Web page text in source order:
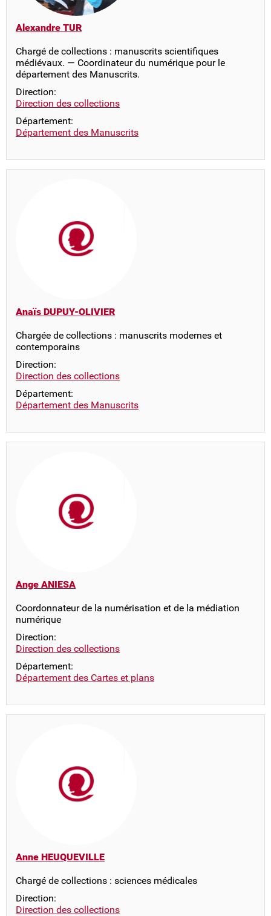
Alexandre TUR
Chargé de collections : manuscrits scientifiques
médiévaux. — Coordinateur du numérique pour le
département des Manuscrits.
Direction:
Direction des collections
Département:
Département des Manuscrits
Anaïs DUPUY-OLIVIER
Chargée de collections : manuscrits modernes et
contemporains
Direction:
Direction des collections
Département:
Département des Manuscrits
Ange ANIESA
Coordonnateur de la numérisation et de la médiation
numérique
Direction:
Direction des collections
Département:
Département des Cartes et plans
Anne HEUQUEVILLE
Chargé de collections : sciences médicales
Direction:
Direction des collections